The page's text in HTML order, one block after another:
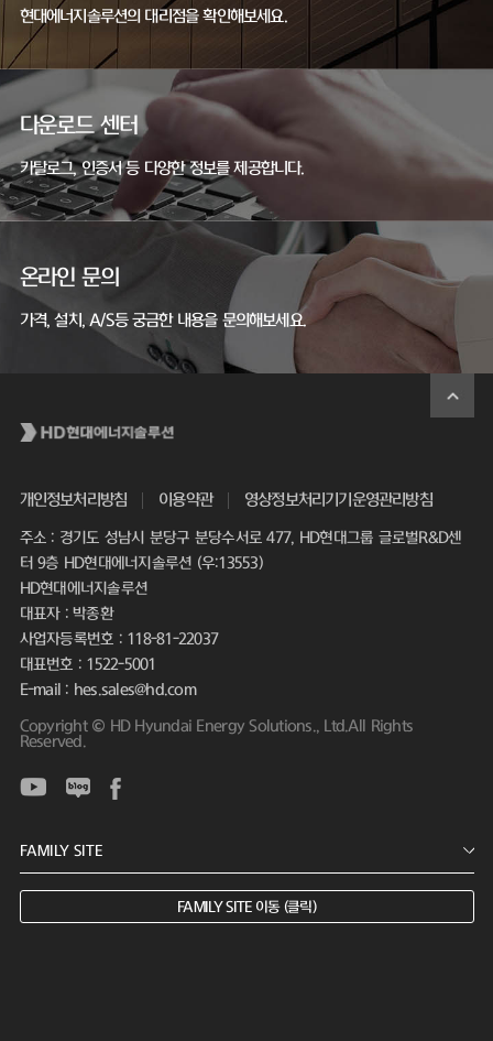
현대에너지솔루션의 대리점을 확인해보세요.
다운로드 센터
카탈로그, 인증서 등 다양한 정보를 제공합니다.
온라인 문의
가격, 설치, A/S등 궁금한 내용을 문의해보세요.
개인정보처리방침 이용약관 영상정보처리기기운영관리방침
주소 : 경기도 성남시 분당구 분당수서로 477, HD현대그룹 글로벌R&D센
터 9층 HD현대에너지솔루션 (우:13553)
HD현대에너지솔루션
대표자 : 박종환
사업자등록번호 : 118-81-22037
대표번호 : 1522-5001
E-mail : hes.sales@hd.com
Copyright © HD Hyundai Energy Solutions., Ltd.All Rights
Reserved.
FAMILY SITE 이동 (클릭)